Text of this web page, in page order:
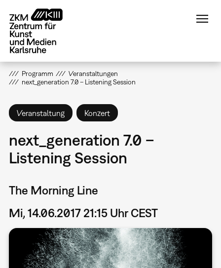
zum
Inhalt
Programm
Veranstaltungen
next_generation 7.0 – Listening Session
Veranstaltung Konzert
next_generation 7.0 –
Listening Session
The Morning Line
Mi, 14.06.2017 21:15 Uhr CEST